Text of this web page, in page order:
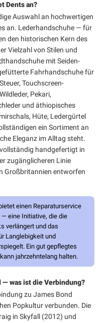
Dents an?
Auswahl an hochwertigen
an. Lederhandschuhe — für
den historischen Kern des
Vielzahl von Stilen und
mit Seiden-
Fahrhandschuhe für
Touchscreen-
Pekari,
und äthiopisches
Hüte, Ledergürtel
ein Sortiment an
Eleganz im Alltag steht.
handgefertigt in
zugänglicheren Linie
Großbritannien entworfen
einen Reparaturservice
eine Initiative, die die
verlängert und das
Langlebigkeit und
Ein gut gepflegtes
jahrzehntelang halten.
— was ist die Verbindung?
zu James Bond
Popkultur verbunden. Die
in Skyfall (2012) und